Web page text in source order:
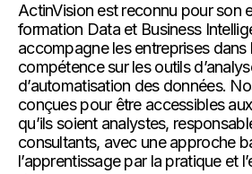
ActinVision est reconnu pour son
formation Data et Business
accompagne les entreprises dans
compétence sur les outils
d’automatisation des données.
conçues pour être accessibles
qu’ils soient analystes,
consultants, avec une approche
l’apprentissage par la pratique et